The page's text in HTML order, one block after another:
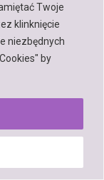
Twoje
klinknięcie
niezbędnych
by